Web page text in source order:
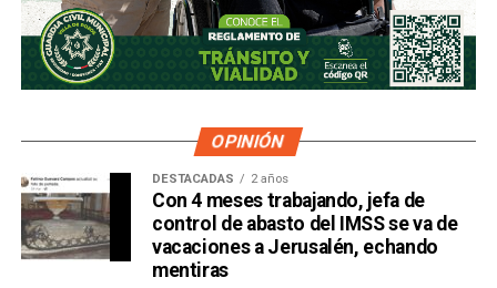
OPINIÓN
DESTACADAS 2 años
Con 4 meses trabajando, jefa de
control de abasto del IMSS se va de
vacaciones a Jerusalén, echando
mentiras